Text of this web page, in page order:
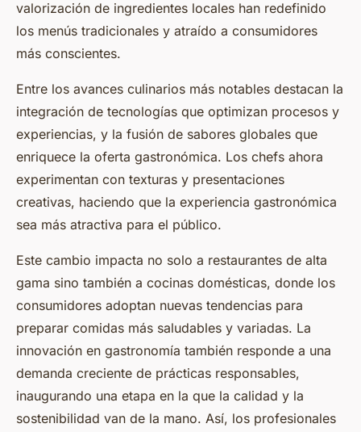
valorización de ingredientes locales han redefinido
los menús tradicionales y atraído a consumidores
más conscientes.
Entre los avances culinarios más notables destacan la
integración de tecnologías que optimizan procesos y
experiencias, y la fusión de sabores globales que
enriquece la oferta gastronómica. Los chefs ahora
experimentan con texturas y presentaciones
creativas, haciendo que la experiencia gastronómica
sea más atractiva para el público.
Este cambio impacta no solo a restaurantes de alta
gama sino también a cocinas domésticas, donde los
consumidores adoptan nuevas tendencias para
preparar comidas más saludables y variadas. La
innovación en gastronomía también responde a una
demanda creciente de prácticas responsables,
inaugurando una etapa en la que la calidad y la
sostenibilidad van de la mano. Así, los profesionales